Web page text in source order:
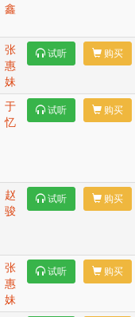
鑫
张
惠
妹
试听 购买
于
忆
试听 购买
赵
骏
试听 购买
张
惠
妹
试听 购买